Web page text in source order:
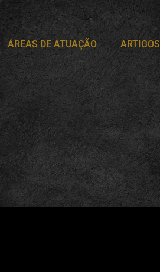
ÁREAS DE ATUAÇÃO ARTIGOS